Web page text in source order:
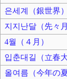
은세계（銀世界）
지지난달（先々月
4월（４月）
입춘대길（立春大
올여름（今年の夏